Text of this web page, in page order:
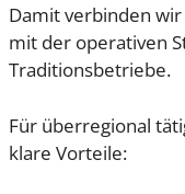
Damit verbinden
mit der operativen
Traditionsbetriebe.
Für überregional
klare Vorteile: